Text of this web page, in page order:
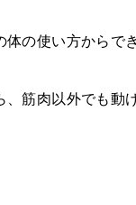
の使い方からで
筋肉以外でも動